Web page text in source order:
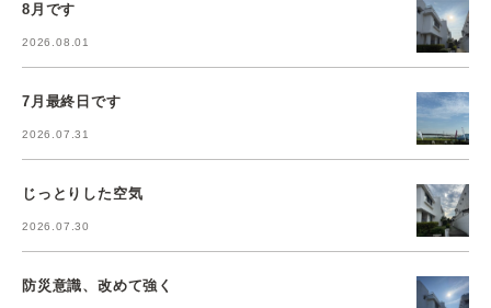
8月です
2026.08.01
7月最終日です
2026.07.31
じっとりした空気
2026.07.30
防災意識、改めて強く